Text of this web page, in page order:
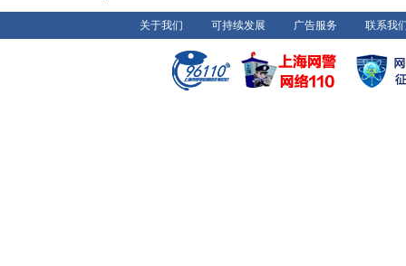
关于我们 可持续发展 广告服务 联系我